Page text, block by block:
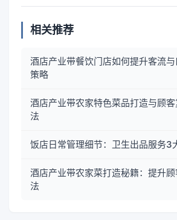
相关推荐
酒店产业带餐饮门店如何提升客流
策略
酒店产业带农家特色菜品打造与顾
法
饭店日常管理细节：卫生出品服务3
酒店产业带农家菜打造秘籍：提升
法